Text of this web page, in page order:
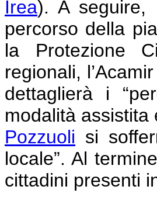
Irea). A seguire,
percorso della
la Protezione
regionali,
dettaglierà i
modalità
Pozzuoli si
locale”. Al
cittadini presenti